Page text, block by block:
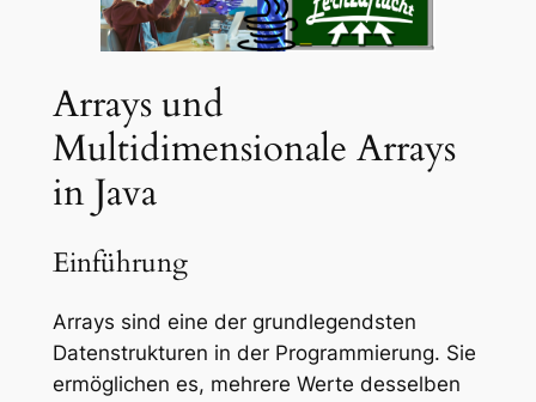
Arrays und
Multidimensionale Arrays
in Java
Einführung
Arrays sind eine der grundlegendsten
Datenstrukturen in der Programmierung. Sie
ermöglichen es, mehrere Werte desselben